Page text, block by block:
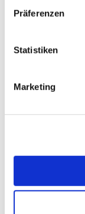
Präferenzen
Statistiken
Marketing
Weitere Infos